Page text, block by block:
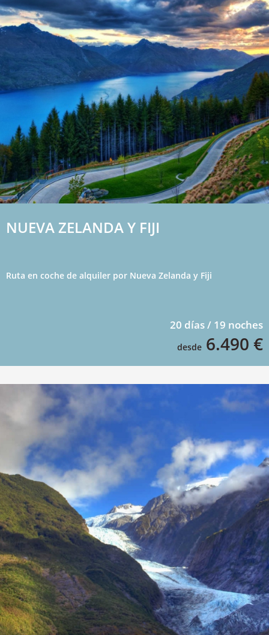
NUEVA ZELANDA Y FIJI
Ruta en coche de alquiler por Nueva Zelanda y Fiji
20 días / 19 noches
desde 6.490 €